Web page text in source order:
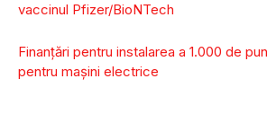
vaccinul Pfizer/BioNTech
Finanţări pentru instalarea a 1.000 de
pentru maşini electrice